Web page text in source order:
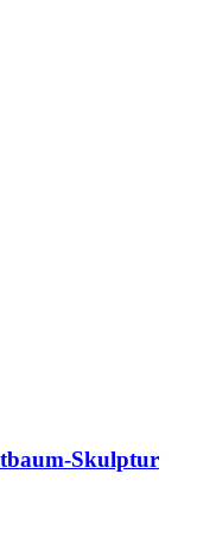
Skulptur